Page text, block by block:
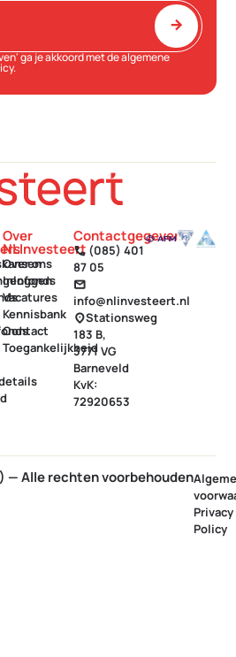
arrow_forward
ga je akkoord met dealgemene
.
Over
NLInvesteert
Over ons
Inloggen
Vacatures
Kennisbank
Contact
Toegankelijkheid
Contactgegevens
call (085) 401
87 05
mail
info@nlinvesteert.nl
location_onStationsweg
183 B,
3771 VG
Barneveld
KvK:
72920653
Alle rechten voorbehouden
Privacy
Policy